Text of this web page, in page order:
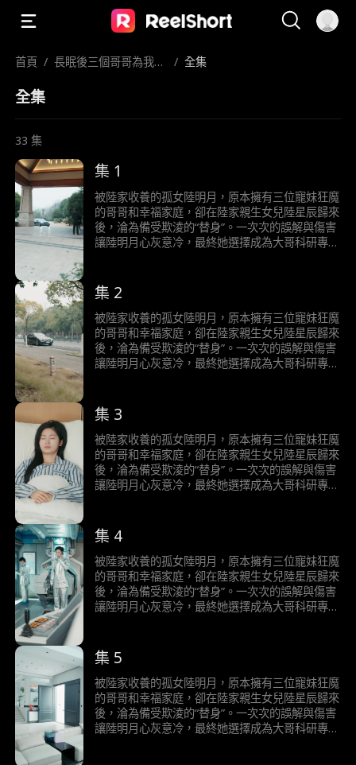
首頁 / 長眠後三個哥哥為我白
/ 全集
全集
33 集
集 1
被陸家收養的孤女陸明月，原本擁有三位寵妹狂魔
的哥哥和幸福家庭，卻在陸家親生女兒陸星辰歸來
後，淪為備受欺淩的“替身”。一次次的誤解與傷害
讓陸明月心灰意冷，最終她選擇成為大哥科研專案
徹底消失後，陸家人才發現真相，追悔莫及。三十
年後實驗成功，醒來的陸明月卻已遺忘一切……
集 2
被陸家收養的孤女陸明月，原本擁有三位寵妹狂魔
的哥哥和幸福家庭，卻在陸家親生女兒陸星辰歸來
後，淪為備受欺淩的“替身”。一次次的誤解與傷害
讓陸明月心灰意冷，最終她選擇成為大哥科研專案
徹底消失後，陸家人才發現真相，追悔莫及。三十
年後實驗成功，醒來的陸明月卻已遺忘一切……
集 3
被陸家收養的孤女陸明月，原本擁有三位寵妹狂魔
的哥哥和幸福家庭，卻在陸家親生女兒陸星辰歸來
後，淪為備受欺淩的“替身”。一次次的誤解與傷害
讓陸明月心灰意冷，最終她選擇成為大哥科研專案
徹底消失後，陸家人才發現真相，追悔莫及。三十
年後實驗成功，醒來的陸明月卻已遺忘一切……
集 4
被陸家收養的孤女陸明月，原本擁有三位寵妹狂魔
的哥哥和幸福家庭，卻在陸家親生女兒陸星辰歸來
後，淪為備受欺淩的“替身”。一次次的誤解與傷害
讓陸明月心灰意冷，最終她選擇成為大哥科研專案
徹底消失後，陸家人才發現真相，追悔莫及。三十
年後實驗成功，醒來的陸明月卻已遺忘一切……
集 5
被陸家收養的孤女陸明月，原本擁有三位寵妹狂魔
的哥哥和幸福家庭，卻在陸家親生女兒陸星辰歸來
後，淪為備受欺淩的“替身”。一次次的誤解與傷害
讓陸明月心灰意冷，最終她選擇成為大哥科研專案